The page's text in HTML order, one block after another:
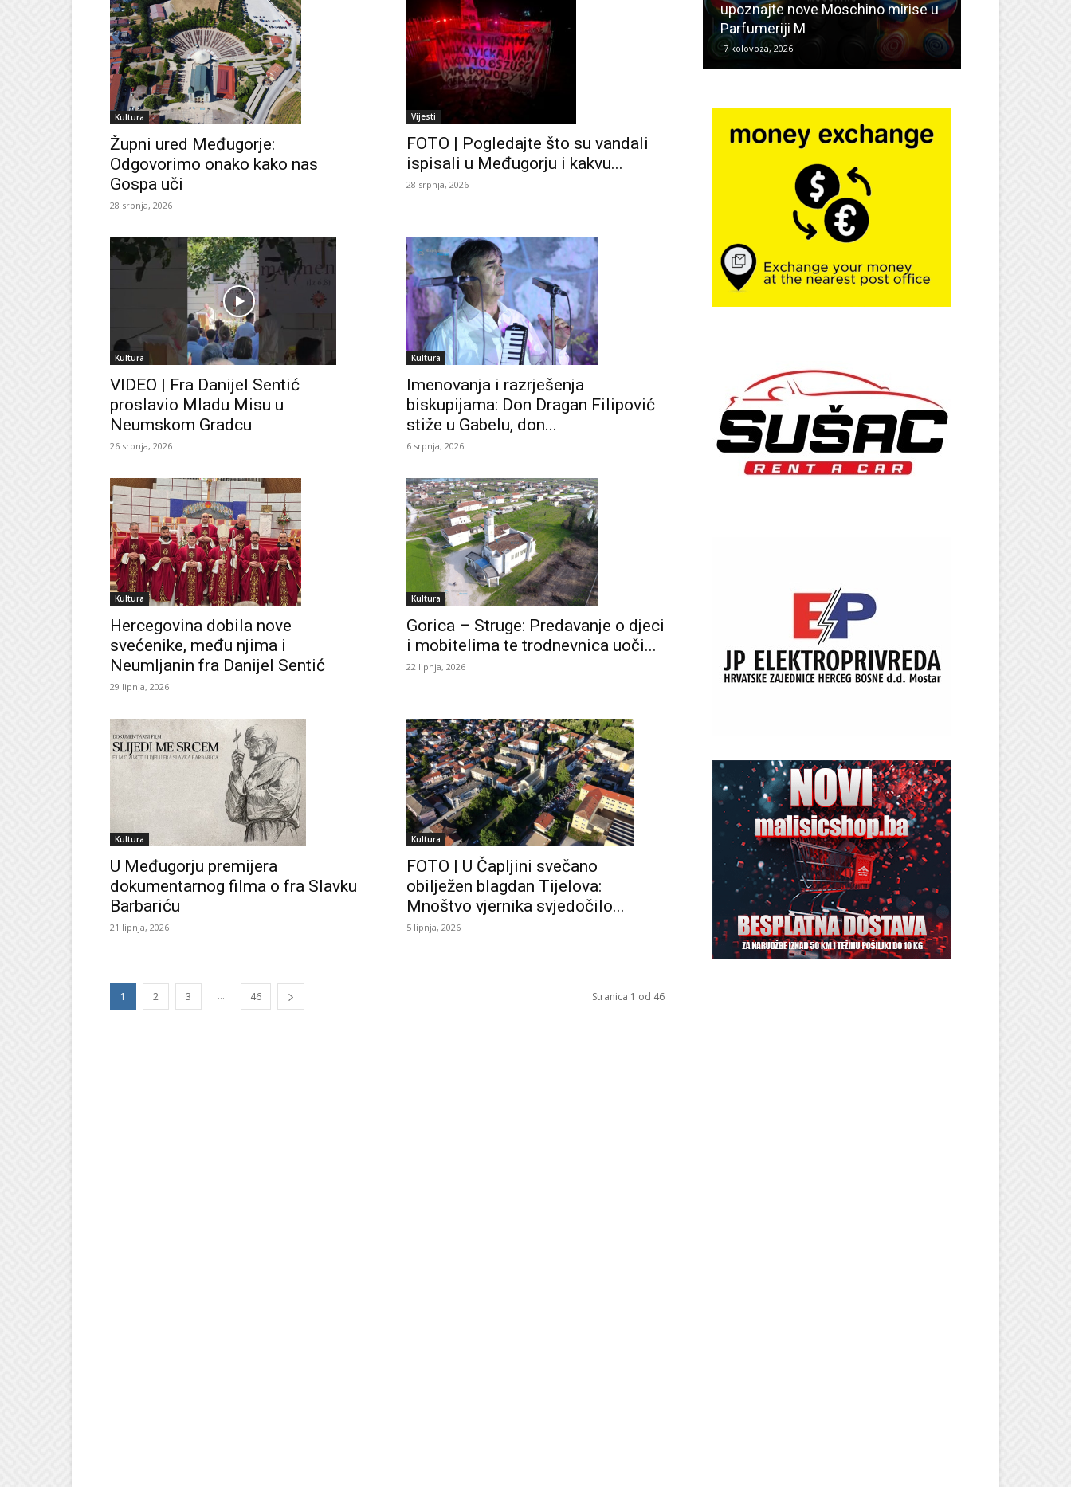
Kultura
Župni ured Međugorje:
Odgovorimo onako kako nas
Gospa uči
28 srpnja, 2026
Vijesti
FOTO | Pogledajte što su vandali
ispisali u Međugorju i kakvu...
28 srpnja, 2026
Kultura
VIDEO | Fra Danijel Sentić
proslavio Mladu Misu u
Neumskom Gradcu
26 srpnja, 2026
Kultura
Imenovanja i razrješenja
biskupijama: Don Dragan Filipović
stiže u Gabelu, don...
6 srpnja, 2026
Kultura
Hercegovina dobila nove
svećenike, među njima i
Neumljanin fra Danijel Sentić
29 lipnja, 2026
Kultura
Gorica – Struge: Predavanje o djeci
i mobitelima te trodnevnica uoči...
22 lipnja, 2026
Kultura
U Međugorju premijera
dokumentarnog filma o fra Slavku
Barbariću
21 lipnja, 2026
Kultura
FOTO | U Čapljini svečano
obilježen blagdan Tijelova:
Mnoštvo vjernika svjedočilo...
5 lipnja, 2026
1 2 3 ... 46 Stranica 1 od 46
upoznajte nove Moschino mirise u
Parfumeriji M
7 kolovoza, 2026